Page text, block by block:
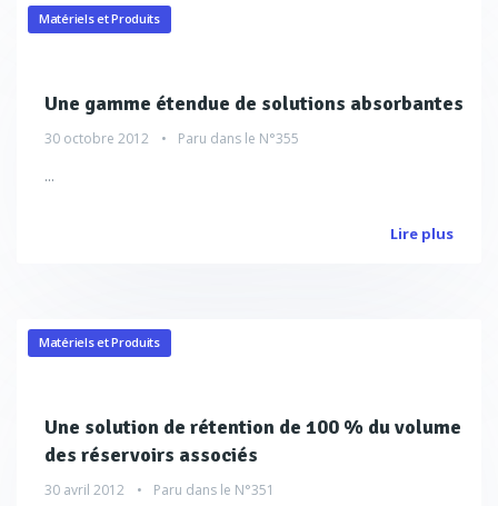
Matériels et Produits
Une gamme étendue de solutions absorbantes
30 octobre 2012 Paru dans le N°355
...
Lire plus
Matériels et Produits
Une solution de rétention de 100 % du volume
des réservoirs associés
30 avril 2012 Paru dans le N°351